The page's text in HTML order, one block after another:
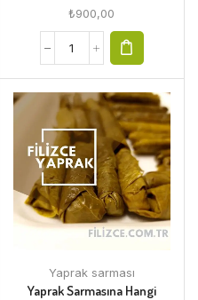
₺900,00
Yaprak sarması
Yaprak Sarmasına Hangi